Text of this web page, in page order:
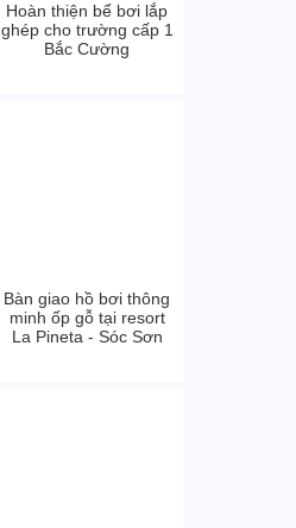
Hoàn thiện bể bơi lắp
ghép cho trường cấp 1
Bắc Cường
Bàn giao hồ bơi thông
minh ốp gỗ tại resort
La Pineta - Sóc Sơn